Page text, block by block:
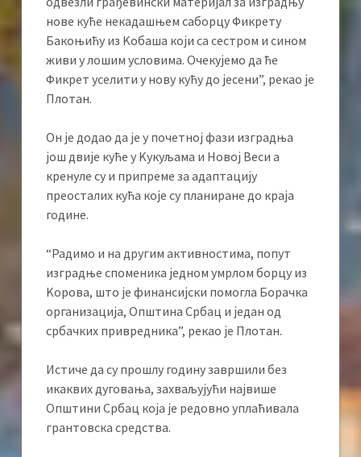
нове куће некадашњем саборцу Фикрету
Бакоњићу из Kобаша који са сестром и сином
живи у лошим условима. Очекујемо да ће
Фикрет уселити у нову кућу до јесени”, рекао је
Плотан.
Он је додао да је у почетној фази изградња
још двије куће у Kукуљама и Новој Веси а
кренуле су и припреме за адаптацију
преосталих кућа које су планиране до краја
године.
“Радимо и на другим активностима, попут
изградње споменика једном умрлом борцу из
Kорова, што је финансијски помогла Борачка
организација, Општина Србац и један од
србачких привредника”, рекао је Плотан.
Истиче да су прошлу годину завршили без
икаквих дуговања, захваљујући највише
Општини Србац која је редовно уплаћивала
грантовска средства.